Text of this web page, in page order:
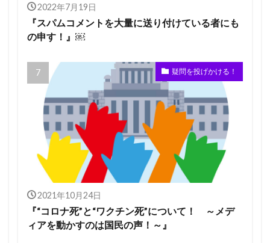
2022年7月19日
『スパムコメントを大量に送り付けている者にも
の申す！』￼
疑問を投げかける！
2021年10月24日
『“コロナ死”と“ワクチン死”について！ ～メデ
ィアを動かすのは国民の声！～』